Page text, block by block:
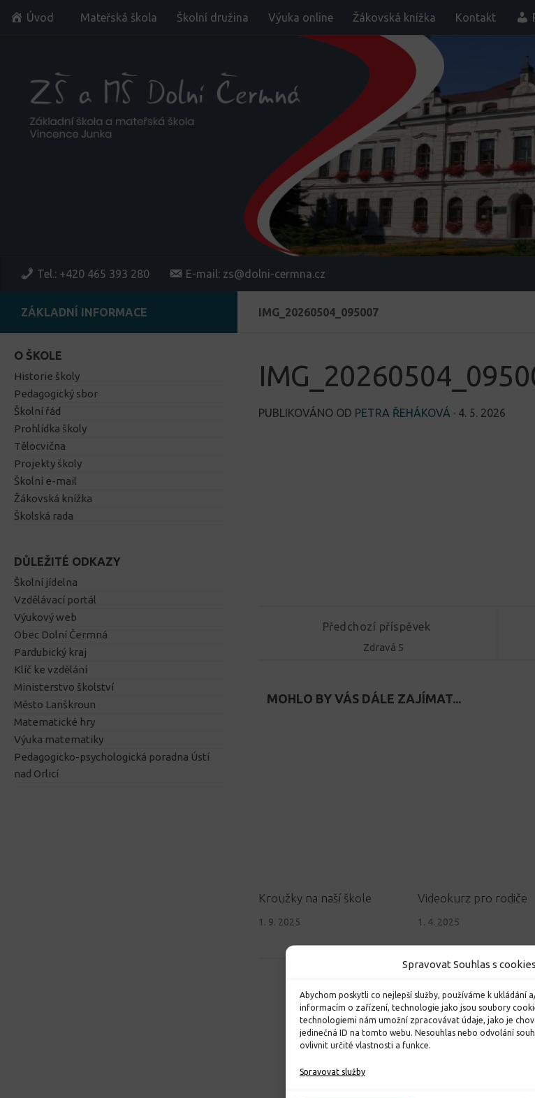
Spravovat Souhlas s cookies
Abychom poskytli co nejlepší služby, používáme k ukládání
informacím o zařízení, technologie jako jsou soubory
technologiemi nám umožní zpracovávat údaje, jako je
jedinečná ID na tomto webu. Nesouhlas nebo odvolání
ovlivnit určité vlastnosti a funkce.
Spravovat služby
Skip to content
Úvod Mateřská škola Školní družina Výuka online Žákovská knížka Kontakt
Tel.: +420 465 393 280 E-mail: zs@dolni-cermna.cz
IMG_20260504_095007
PUBLIKOVÁNO OD PETRA ŘEHÁKOVÁ · 4. 5. 2026
Předchozí příspěvek
Zdravá 5
MOHLO BY VÁS DÁLE ZAJÍMAT...
Kroužky na naší škole
1. 9. 2025
Videokurz pro rodiče
1. 4. 2025
ZÁKLADNÍ INFORMACE
O ŠKOLE
Historie školy
Pedagogický sbor
Školní řád
Prohlídka školy
Tělocvična
Projekty školy
Školní e-mail
Žákovská knížka
Školská rada
DŮLEŽITÉ ODKAZY
Školní jídelna
Vzdělávací portál
Výukový web
Obec Dolní Čermná
Pardubický kraj
Klíč ke vzdělání
Ministerstvo školství
Město Lanškroun
Matematické hry
Výuka matematiky
Pedagogicko-psychologická poradna Ústí
nad Orlicí